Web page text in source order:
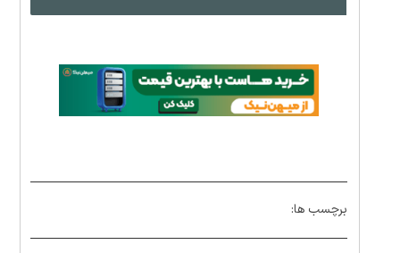
برچسب ها: